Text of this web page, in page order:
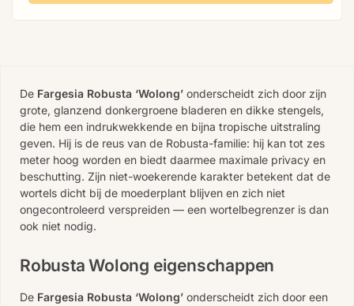
De Fargesia Robusta ‘Wolong’ onderscheidt zich door zijn
grote, glanzend donkergroene bladeren en dikke stengels,
die hem een indrukwekkende en bijna tropische uitstraling
geven. Hij is de reus van de Robusta-familie: hij kan tot zes
meter hoog worden en biedt daarmee maximale privacy en
beschutting. Zijn niet-woekerende karakter betekent dat de
wortels dicht bij de moederplant blijven en zich niet
ongecontroleerd verspreiden — een wortelbegrenzer is dan
ook niet nodig.
Robusta Wolong eigenschappen
De Fargesia Robusta ‘Wolong’ onderscheidt zich door een